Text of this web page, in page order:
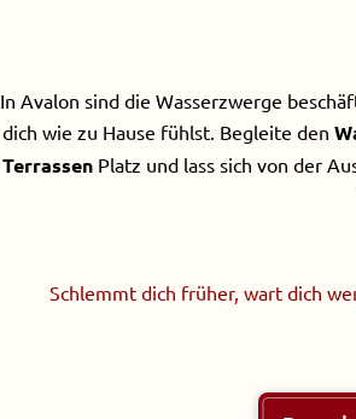
In Avalon sind die Wasserzwerge
dich wie zu Hause fühlst. Begleite den
Terrassen Platz und lass sich von der
Schlemmt dich früher, wart dich